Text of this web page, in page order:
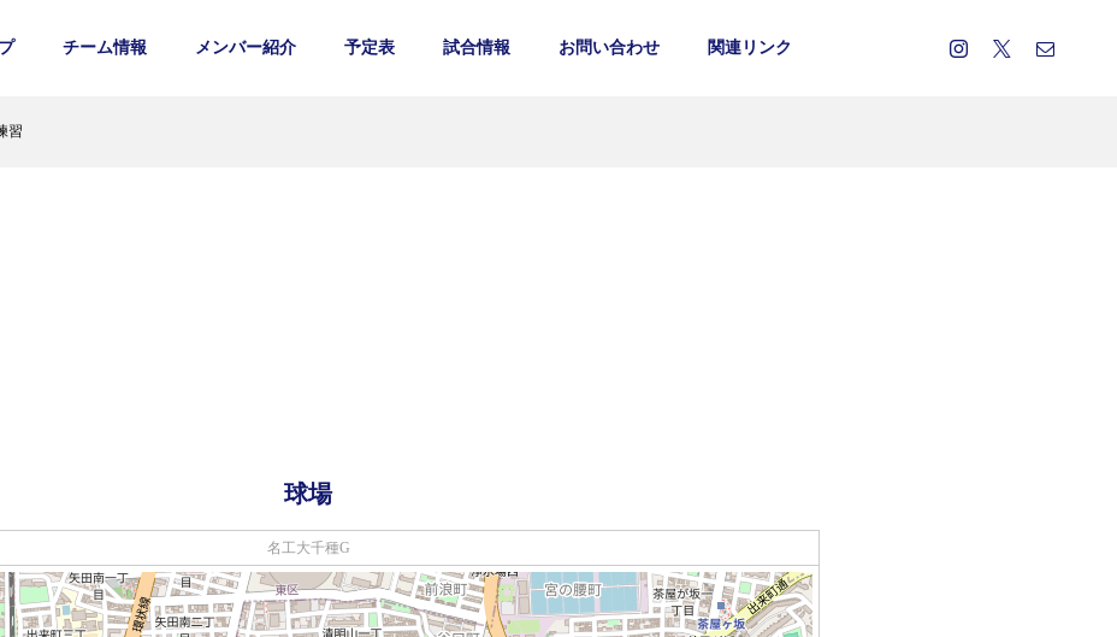
チーム情報 メンバー紹介 予定表 試合情報 お問い合わせ 関連リンク
習
球場
名工大千種G